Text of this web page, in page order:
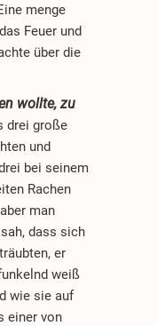
menge
Feuer und
über die
wollte, zu
drei große
und
bei seinem
Rachen
man
dass sich
er
weiß
wie sie auf
einer von